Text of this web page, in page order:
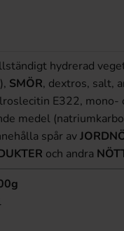
hydrerad
SMÖR, dextros, salt,
E322, mono-
medel
spår av
och andra